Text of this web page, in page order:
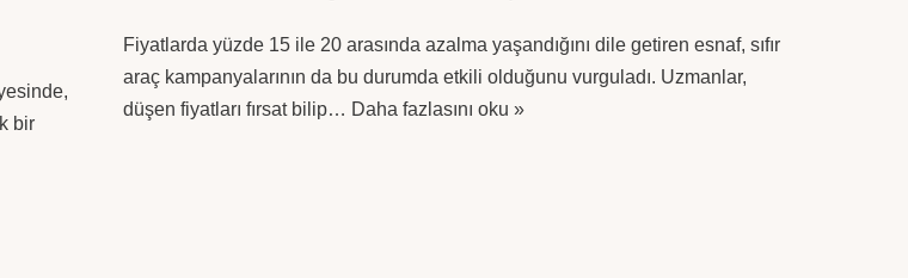
bir
Fiyatlarda yüzde 15 ile 20 arasında azalma yaşandığını dile getiren esnaf, sıfır
araç kampanyalarının da bu durumda etkili olduğunu vurguladı. Uzmanlar,
düşen fiyatları fırsat bilip… Daha fazlasını oku »